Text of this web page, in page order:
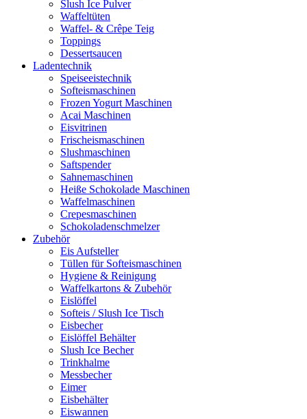
Slush Ice Pulver
Waffeltüten
Waffel- & Crêpe Teig
Toppings
Dessertsaucen
Ladentechnik
Speiseeistechnik
Softeismaschinen
Frozen Yogurt Maschinen
Acai Maschinen
Eisvitrinen
Frischeismaschinen
Slushmaschinen
Saftspender
Sahnemaschinen
Heiße Schokolade Maschinen
Waffelmaschinen
Crepesmaschinen
Schokoladenschmelzer
Zubehör
Eis Aufsteller
Tüllen für Softeismaschinen
Hygiene & Reinigung
Waffelkartons & Zubehör
Eislöffel
Softeis / Slush Ice Tisch
Eisbecher
Eislöffel Behälter
Slush Ice Becher
Trinkhalme
Messbecher
Eimer
Eisbehälter
Eiswannen